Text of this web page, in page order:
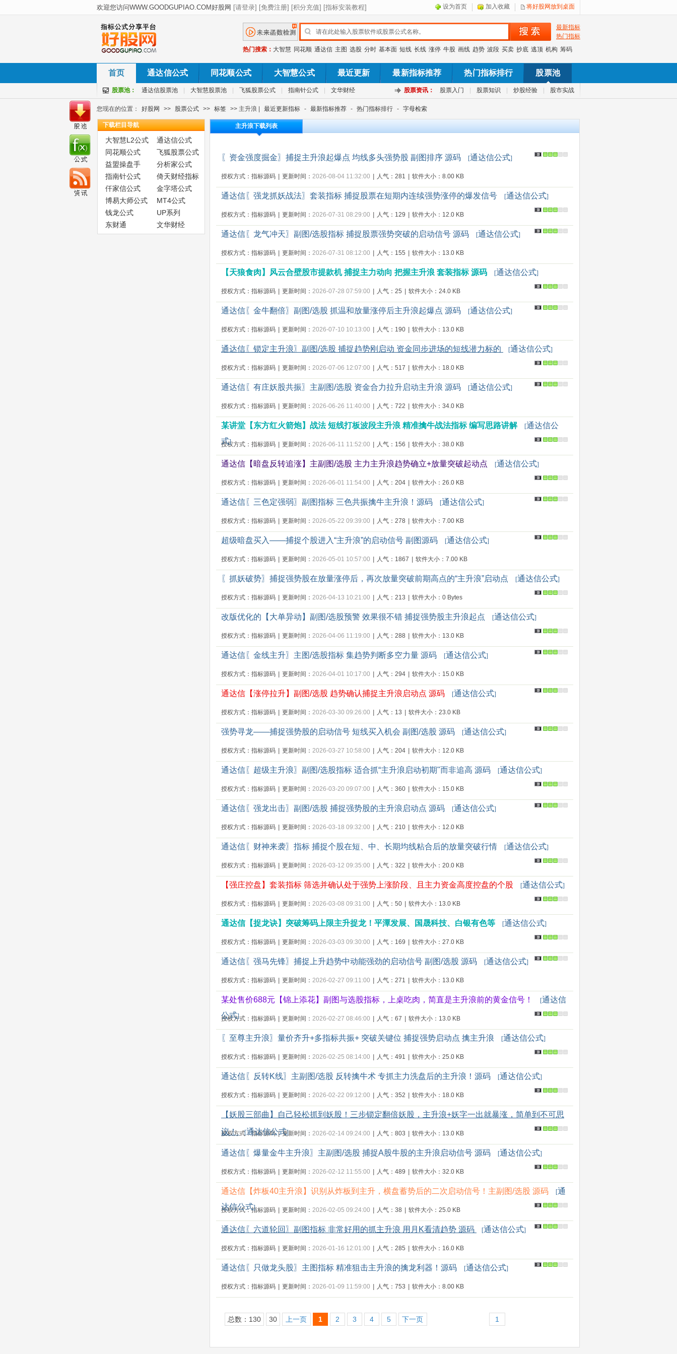
设为首页 加入收藏 将好股网放到桌面
最新指标
热门指标
热门搜索： 大智慧 同花顺 通达信 主图 选股 分时 基本面 短线 长线 涨停 牛股 画线 趋势 波段 买卖 抄底 逃顶 机构 筹码
首页 通达信公式 同花顺公式 大智慧公式 最近更新 最新指标推荐 热门指标排行 股票池
股票池： 通达信股票池 大智慧股票池 飞狐股票公式 指南针公式 文华财经 股票资讯： 股票入门 股票知识 炒股经验 股市实战
您现在的位置： 好股网 >> 股票公式 >> 标签 >> 主升浪 | 最近更新指标 - 最新指标推荐 - 热门指标排行 - 字母检索
下载栏目导航
大智慧L2公式
通达信公式
同花顺公式
飞狐股票公式
益盟操盘手
分析家公式
指南针公式
倚天财经指标
仟家信公式
金字塔公式
博易大师公式
MT4公式
钱龙公式
UP系列
东财通
文华财经
主升浪下载列表
〖资金强度掘金〗捕捉主升浪起爆点 均线多头强势股 副图排序 源码 [通达信公式]
授权方式：指标源码 更新时间： 2026-08-04 11:32:00 人气：281 软件大小：8.00 KB
通达信〖强龙抓妖战法〗套装指标 捕捉股票在短期内连续强势涨停的爆发信号 [通达信公式]
授权方式：指标源码 更新时间： 2026-07-31 08:29:00 人气：129 软件大小：12.0 KB
通达信〖龙气冲天〗副图/选股指标 捕捉股票强势突破的启动信号 源码 [通达信公式]
授权方式：指标源码 更新时间： 2026-07-31 08:12:00 人气：155 软件大小：13.0 KB
【天狼食肉】风云合壁股市提款机 捕捉主力动向 把握主升浪 套装指标 源码 [通达信公式]
授权方式：指标源码 更新时间： 2026-07-28 07:59:00 人气：25 软件大小：24.0 KB
通达信〖金牛翻倍〗副图/选股 抓温和放量涨停后主升浪起爆点 源码 [通达信公式]
授权方式：指标源码 更新时间： 2026-07-10 10:13:00 人气：190 软件大小：13.0 KB
通达信〖锁定主升浪〗副图/选股 捕捉趋势刚启动 资金同步进场的短线潜力标的 [通达信公式]
授权方式：指标源码 更新时间： 2026-07-06 12:07:00 人气：517 软件大小：18.0 KB
通达信〖有庄妖股共振〗主副图/选股 资金合力拉升启动主升浪 源码 [通达信公式]
授权方式：指标源码 更新时间： 2026-06-26 11:40:00 人气：722 软件大小：34.0 KB
某讲堂【东方红火箭炮】战法 短线打板波段主升浪 精准擒牛战法指标 编写思路讲解 [通达信公
式]
授权方式：指标源码 更新时间： 2026-06-11 11:52:00 人气：156 软件大小：38.0 KB
通达信【暗盘反转追涨】主副图/选股 主力主升浪趋势确立+放量突破起动点 [通达信公式]
授权方式：指标源码 更新时间： 2026-06-01 11:54:00 人气：204 软件大小：26.0 KB
通达信〖三色定强弱〗副图指标 三色共振擒牛主升浪！源码 [通达信公式]
授权方式：指标源码 更新时间： 2026-05-22 09:39:00 人气：278 软件大小：7.00 KB
超级暗盘买入——捕捉个股进入“主升浪”的启动信号 副图源码 [通达信公式]
授权方式：指标源码 更新时间： 2026-05-01 10:57:00 人气：1867 软件大小：7.00 KB
〖抓妖破势〗捕捉强势股在放量涨停后，再次放量突破前期高点的“主升浪”启动点 [通达信公式]
授权方式：指标源码 更新时间： 2026-04-13 10:21:00 人气：213 软件大小：0 Bytes
改版优化的【大单异动】副图/选股预警 效果很不错 捕捉强势股主升浪起点 [通达信公式]
授权方式：指标源码 更新时间： 2026-04-06 11:19:00 人气：288 软件大小：13.0 KB
通达信〖金线主升〗主图/选股指标 集趋势判断多空力量 源码 [通达信公式]
授权方式：指标源码 更新时间： 2026-04-01 10:17:00 人气：294 软件大小：15.0 KB
通达信【涨停拉升】副图/选股 趋势确认捕捉主升浪启动点 源码 [通达信公式]
授权方式：指标源码 更新时间： 2026-03-30 09:26:00 人气：13 软件大小：23.0 KB
强势寻龙——捕捉强势股的启动信号 短线买入机会 副图/选股 源码 [通达信公式]
授权方式：指标源码 更新时间： 2026-03-27 10:58:00 人气：204 软件大小：12.0 KB
通达信〖超级主升浪〗副图/选股指标 适合抓“主升浪启动初期"而非追高 源码 [通达信公式]
授权方式：指标源码 更新时间： 2026-03-20 09:07:00 人气：360 软件大小：15.0 KB
通达信〖强龙出击〗副图/选股 捕捉强势股的主升浪启动点 源码 [通达信公式]
授权方式：指标源码 更新时间： 2026-03-18 09:32:00 人气：210 软件大小：12.0 KB
通达信〖财神来袭〗指标 捕捉个股在短、中、长期均线粘合后的放量突破行情 [通达信公式]
授权方式：指标源码 更新时间： 2026-03-12 09:35:00 人气：322 软件大小：20.0 KB
【强庄控盘】套装指标 筛选并确认处于强势上涨阶段、且主力资金高度控盘的个股 [通达信公式]
授权方式：指标源码 更新时间： 2026-03-08 09:31:00 人气：50 软件大小：13.0 KB
通达信【捉龙诀】突破筹码上限主升捉龙！平潭发展、国晟科技、白银有色等 [通达信公式]
授权方式：指标源码 更新时间： 2026-03-03 09:30:00 人气：169 软件大小：27.0 KB
通达信〖强马先锋〗捕捉上升趋势中动能强劲的启动信号 副图/选股 源码 [通达信公式]
授权方式：指标源码 更新时间： 2026-02-27 09:11:00 人气：271 软件大小：13.0 KB
某处售价688元【锦上添花】副图与选股指标，上桌吃肉，简直是主升浪前的黄金信号！ [通达信
公式]
授权方式：指标源码 更新时间： 2026-02-27 08:46:00 人气：67 软件大小：13.0 KB
〖至尊主升浪〗量价齐升+多指标共振+ 突破关键位 捕捉强势启动点 擒主升浪 [通达信公式]
授权方式：指标源码 更新时间： 2026-02-25 08:14:00 人气：491 软件大小：25.0 KB
通达信〖反转K线〗主副图/选股 反转擒牛术 专抓主力洗盘后的主升浪！源码 [通达信公式]
授权方式：指标源码 更新时间： 2026-02-22 09:12:00 人气：352 软件大小：18.0 KB
【妖股三部曲】自己轻松抓到妖股！三步锁定翻倍妖股，主升浪+妖字一出就暴涨，简单到不可思
议！
[通达信公式]
授权方式：指标源码 | 更新时间： 2026-02-14 09:24:00 人气：803 软件大小：13.0 KB
通达信〖爆量金牛主升浪〗主副图/选股 捕捉A股牛股的主升浪启动信号 源码 [通达信公式]
授权方式：指标源码 更新时间： 2026-02-12 11:55:00 人气：489 软件大小：32.0 KB
通达信【炸板40主升浪】识别从炸板到主升，横盘蓄势后的二次启动信号！主副图/选股 源码 [通
达信公式]
授权方式：指标源码 更新时间： 2026-02-05 09:24:00 人气：38 软件大小：25.0 KB
通达信〖六道轮回〗副图指标 非常好用的抓主升浪 用月K看清趋势 源码 [通达信公式]
授权方式：指标源码 更新时间： 2026-01-16 12:01:00 人气：285 软件大小：16.0 KB
通达信〖只做龙头股〗主图指标 精准狙击主升浪的擒龙利器！源码 [通达信公式]
授权方式：指标源码 更新时间： 2026-01-09 11:59:00 人气：753 软件大小：8.00 KB
总数：130 30 上一页 1 2 3 4 5 下一页